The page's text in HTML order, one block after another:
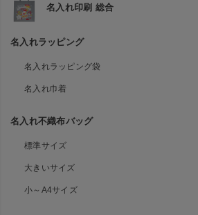
名入れ印刷 総合
名入れラッピング
名入れラッピング袋
名入れ巾着
名入れ不織布バッグ
標準サイズ
大きいサイズ
小～A4サイズ